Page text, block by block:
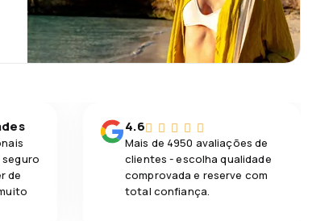
de
4.6
Mais de 4950 avaliações de
clientes - escolha qualidade
comprovada e reserve com
total confiança.